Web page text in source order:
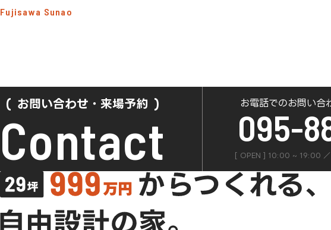
Fujisawa Sunao
お問い合わせ・来場予約
Contact
お電話でのお問い合
095-
[ OPEN ] 10:00 ~ 19:00 ／